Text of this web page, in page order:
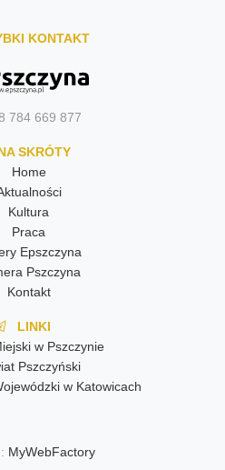
KONTAKT
784 669 877
SKRÓTY
Home
Kultura
Praca
Epszczyna
Pszczyna
Kontakt
LINKI
w Pszczynie
Pszczyński
w Katowicach
MyWebFactory